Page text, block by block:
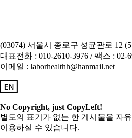
(03074) 서울시 종로구 성균관로 12
대표전화 : 010-2610-3976 / 팩스 : 02-
이메일 : laborhealthh@hanmail.net
No Copyright, just CopyLeft!
별도의 표기가 없는 한 게시물을 자유
이용하실 수 있습니다.